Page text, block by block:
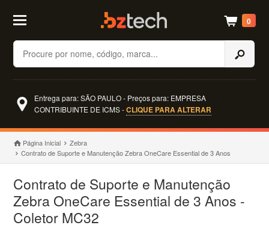
Buscar
0
Entrega para: SÃO PAULO - Preços para: EMPRESA
CONTRIBUINTE DE ICMS -CLIQUE PARA ALTERAR
Página Inicial
Zebra
Contrato de Suporte e Manutenção Zebra OneCare Essential de 3 Anos
Contrato de Suporte e Manutenção
Zebra OneCare Essential de 3 Anos -
Coletor MC32